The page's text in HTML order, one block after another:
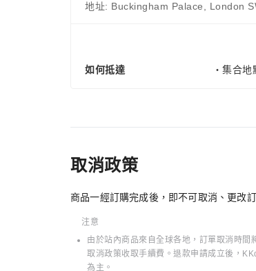
地址: Buckingham Palace, London
如何抵達 ・集合
取消政策
商品一經訂購完成後，即不可取消、更改
注意
由於站內商品來自全球各地，訂單取消時
取消政策收取手續費。退款申請成立後，
為主。